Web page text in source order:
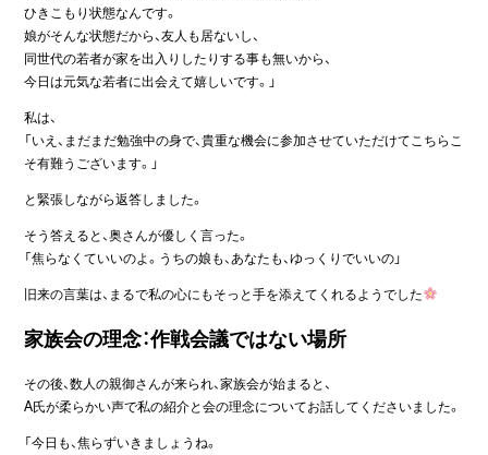
ひきこもり状態なんです。
娘がそんな状態だから、友人も居ないし、
同世代の若者が家を出入りしたりする事も無いから、
今日は元気な若者に出会えて嬉しいです。」
私は、
「いえ、まだまだ勉強中の身で、貴重な機会に参加させていただけてこちらこ
そ有難うございます。」
と緊張しながら返答しました。
そう答えると、奥さんが優しく言った。
「焦らなくていいのよ。うちの娘も、あなたも、ゆっくりでいいの」
旧来の言葉は、まるで私の心にもそっと手を添えてくれるようでした
家族会の理念：作戦会議ではない場所
その後、数人の親御さんが来られ、家族会が始まると、
A氏が柔らかい声で私の紹介と会の理念についてお話してくださいました。
「今日も、焦らずいきましょうね。